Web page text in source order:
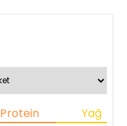
Protein Yağ